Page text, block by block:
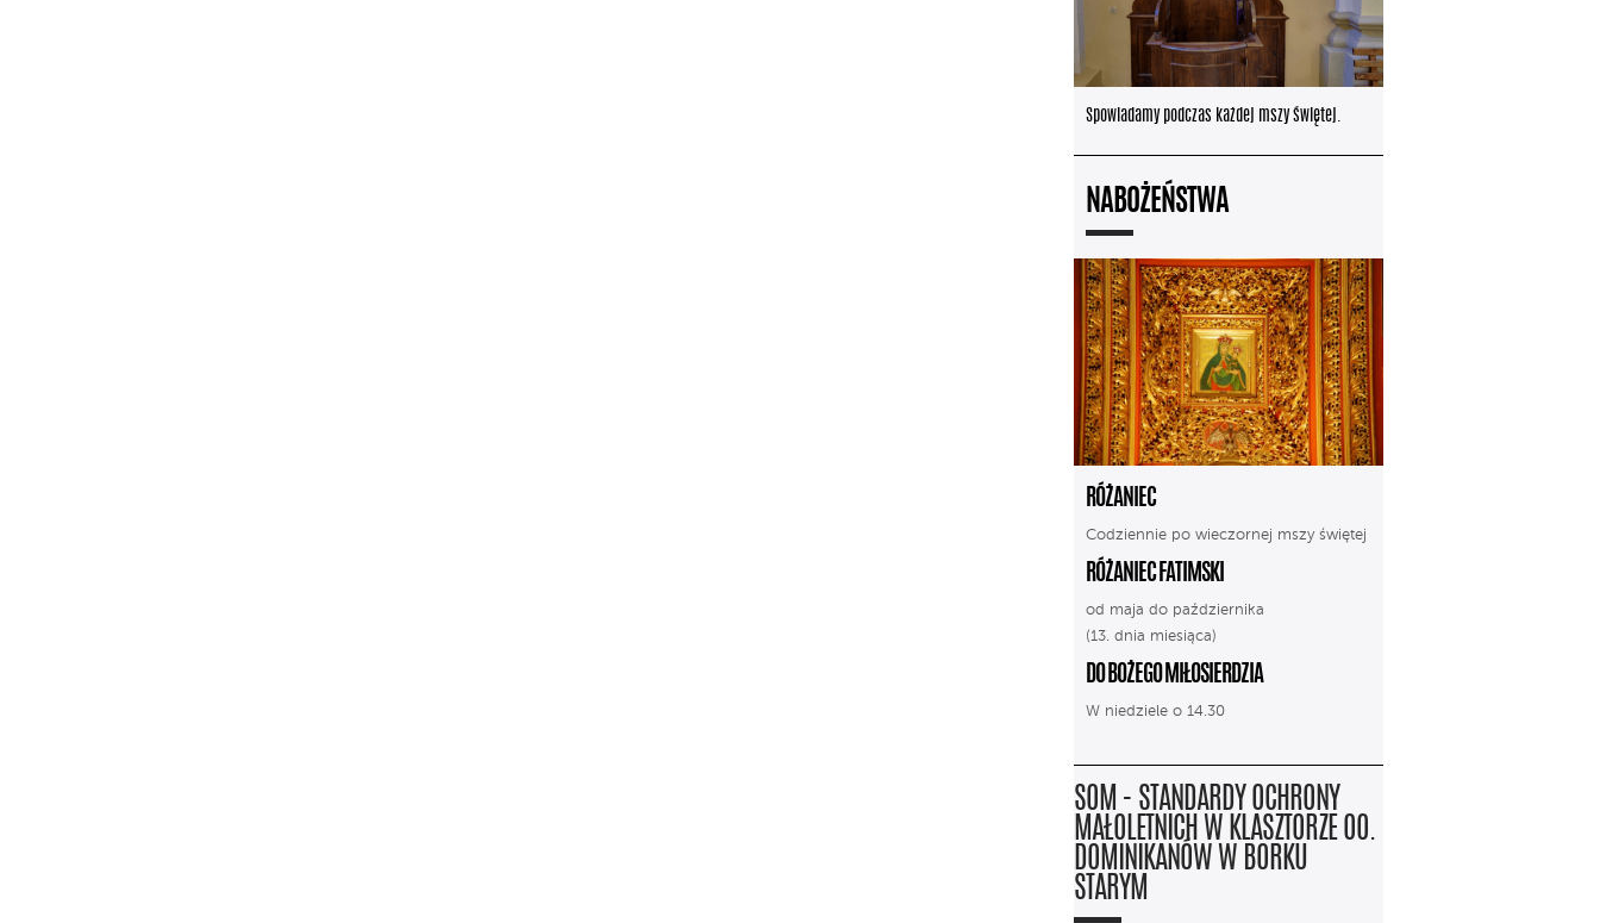
Spowiadamy podczas każdej mszy świętej.
NABOŻEŃSTWA
RÓŻANIEC
Codziennie po wieczornej mszy świętej
RÓŻANIEC FATIMSKI
od maja do października
(13. dnia miesiąca)
DO BOŻEGO MIŁOSIERDZIA
W niedziele o 14.30
SOM - STANDARDY OCHRONY
MAŁOLETNICH W KLASZTORZE OO.
DOMINIKANÓW W BORKU
STARYM